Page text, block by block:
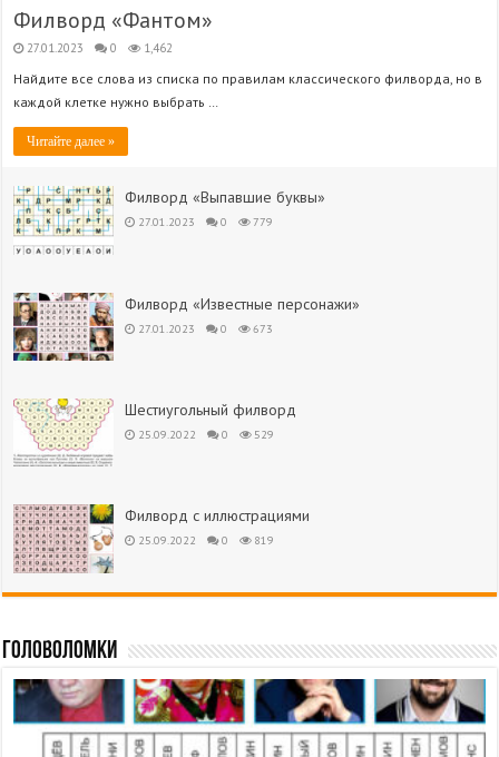
Филворд «Фантом»
27.01.2023 0 1,462
Найдите все слова из списка по правилам классического филворда, но в
каждой клетке нужно выбрать …
Читайте далее »
Филворд «Выпавшие буквы»
27.01.2023 0 779
Филворд «Известные персонажи»
27.01.2023 0 673
Шестиугольный филворд
25.09.2022 0 529
Филворд с иллюстрациями
25.09.2022 0 819
Головоломки